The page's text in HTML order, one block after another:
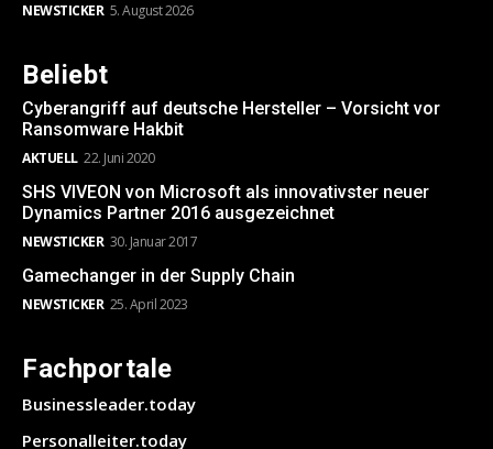
NEWSTICKER 5. August 2026
Beliebt
Cyberangriff auf deutsche Hersteller – Vorsicht vor
Ransomware Hakbit
AKTUELL 22. Juni 2020
SHS VIVEON von Microsoft als innovativster neuer
Dynamics Partner 2016 ausgezeichnet
NEWSTICKER 30. Januar 2017
Gamechanger in der Supply Chain
NEWSTICKER 25. April 2023
Fachportale
Businessleader.today
Personalleiter.today